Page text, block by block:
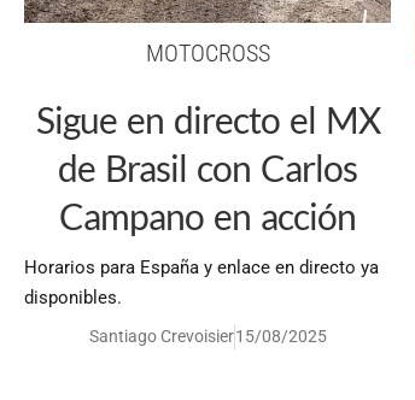
MOTOCROSS
Sigue en directo el MX
de Brasil con Carlos
Campano en acción
Horarios para España y enlace en directo ya
disponibles.
Santiago Crevoisier15/08/2025